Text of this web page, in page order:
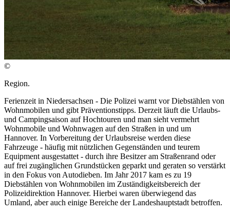
©
Region.
Ferienzeit in Niedersachsen - Die Polizei warnt vor Diebstählen von
Wohnmobilen und gibt Präventionstipps. Derzeit läuft die Urlaubs-
und Campingsaison auf Hochtouren und man sieht vermehrt
Wohnmobile und Wohnwagen auf den Straßen in und um
Hannover. In Vorbereitung der Urlaubsreise werden diese
Fahrzeuge - häufig mit nützlichen Gegenständen und teurem
Equipment ausgestattet - durch ihre Besitzer am Straßenrand oder
auf frei zugänglichen Grundstücken geparkt und geraten so verstärkt
in den Fokus von Autodieben. Im Jahr 2017 kam es zu 19
Diebstählen von Wohnmobilen im Zuständigkeitsbereich der
Polizeidirektion Hannover. Hierbei waren überwiegend das
Umland, aber auch einige Bereiche der Landeshauptstadt betroffen.